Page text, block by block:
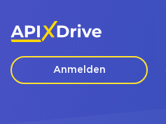
Anmelden